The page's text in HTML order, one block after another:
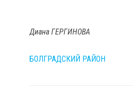
Диана ГЕРГИНОВА
БОЛГРАДСКИЙ РАЙОН